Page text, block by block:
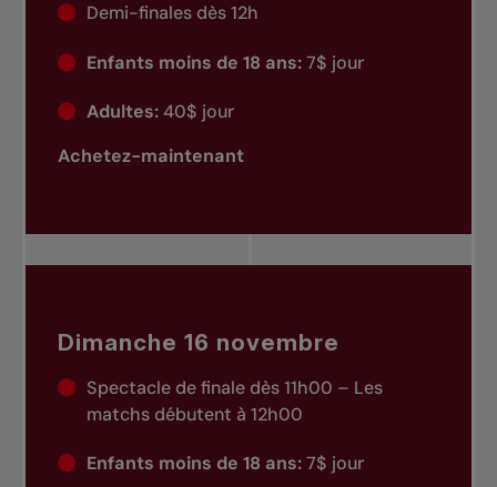
Demi-finales dès 12h
Enfants moins de 18 ans:7$ jour
Adultes:40$ jour
Achetez-maintenant
Dimanche 16 novembre
Spectacle de finale dès 11h00 – Les
matchs débutent à 12h00
Enfants moins de 18 ans:7$ jour